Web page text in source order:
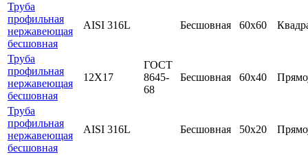
Труба
профильная
нержавеющая
бесшовная
AISI 316L Бесшовная 60х60
Труба
профильная
нержавеющая
бесшовная
12Х17
ГОСТ
8645-
68
Бесшовная 60х40
Труба
профильная
нержавеющая
бесшовная
AISI 316L Бесшовная 50х20